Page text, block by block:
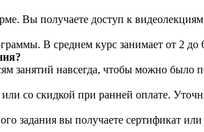
Вы получаете доступ к
В среднем курс занимает от 2 до
занятий навсегда, чтобы можно было
со скидкой при ранней оплате.
задания вы получаете сертификат